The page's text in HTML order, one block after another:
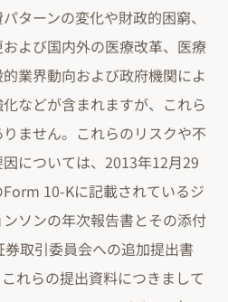
ターンの変化や財政的困窮、
よび国内外の医療改革、医療
業界動向および政府機関によ
などが含まれますが、これら
ません。これらのリスクや不
については、2013年12月29
10-Kに記載されているジ
ソンの年次報告書とその添付
取引委員会への追加提出書
れらの提出資料につきまして